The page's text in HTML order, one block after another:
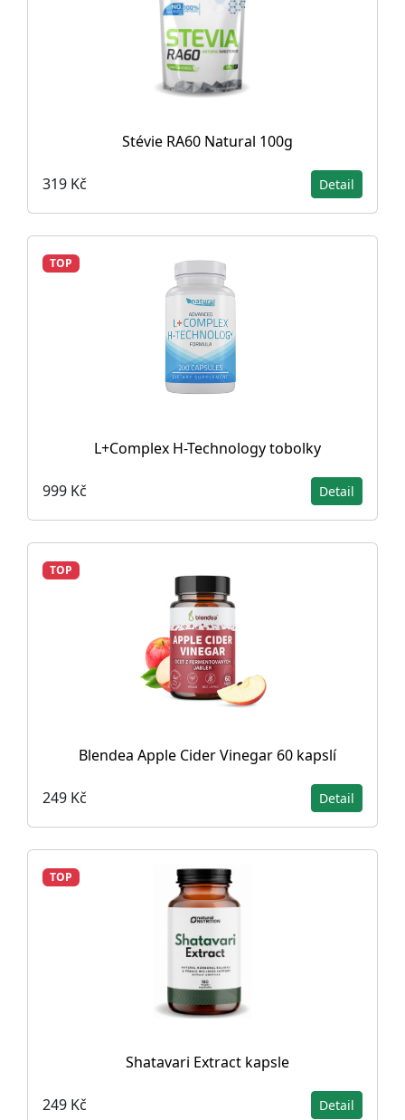
Stévie RA60 Natural 100g
319 Kč Detail
TOP
L+Complex H-Technology tobolky
999 Kč Detail
TOP
Blendea Apple Cider Vinegar 60 kapslí
249 Kč Detail
TOP
Shatavari Extract kapsle
249 Kč Detail